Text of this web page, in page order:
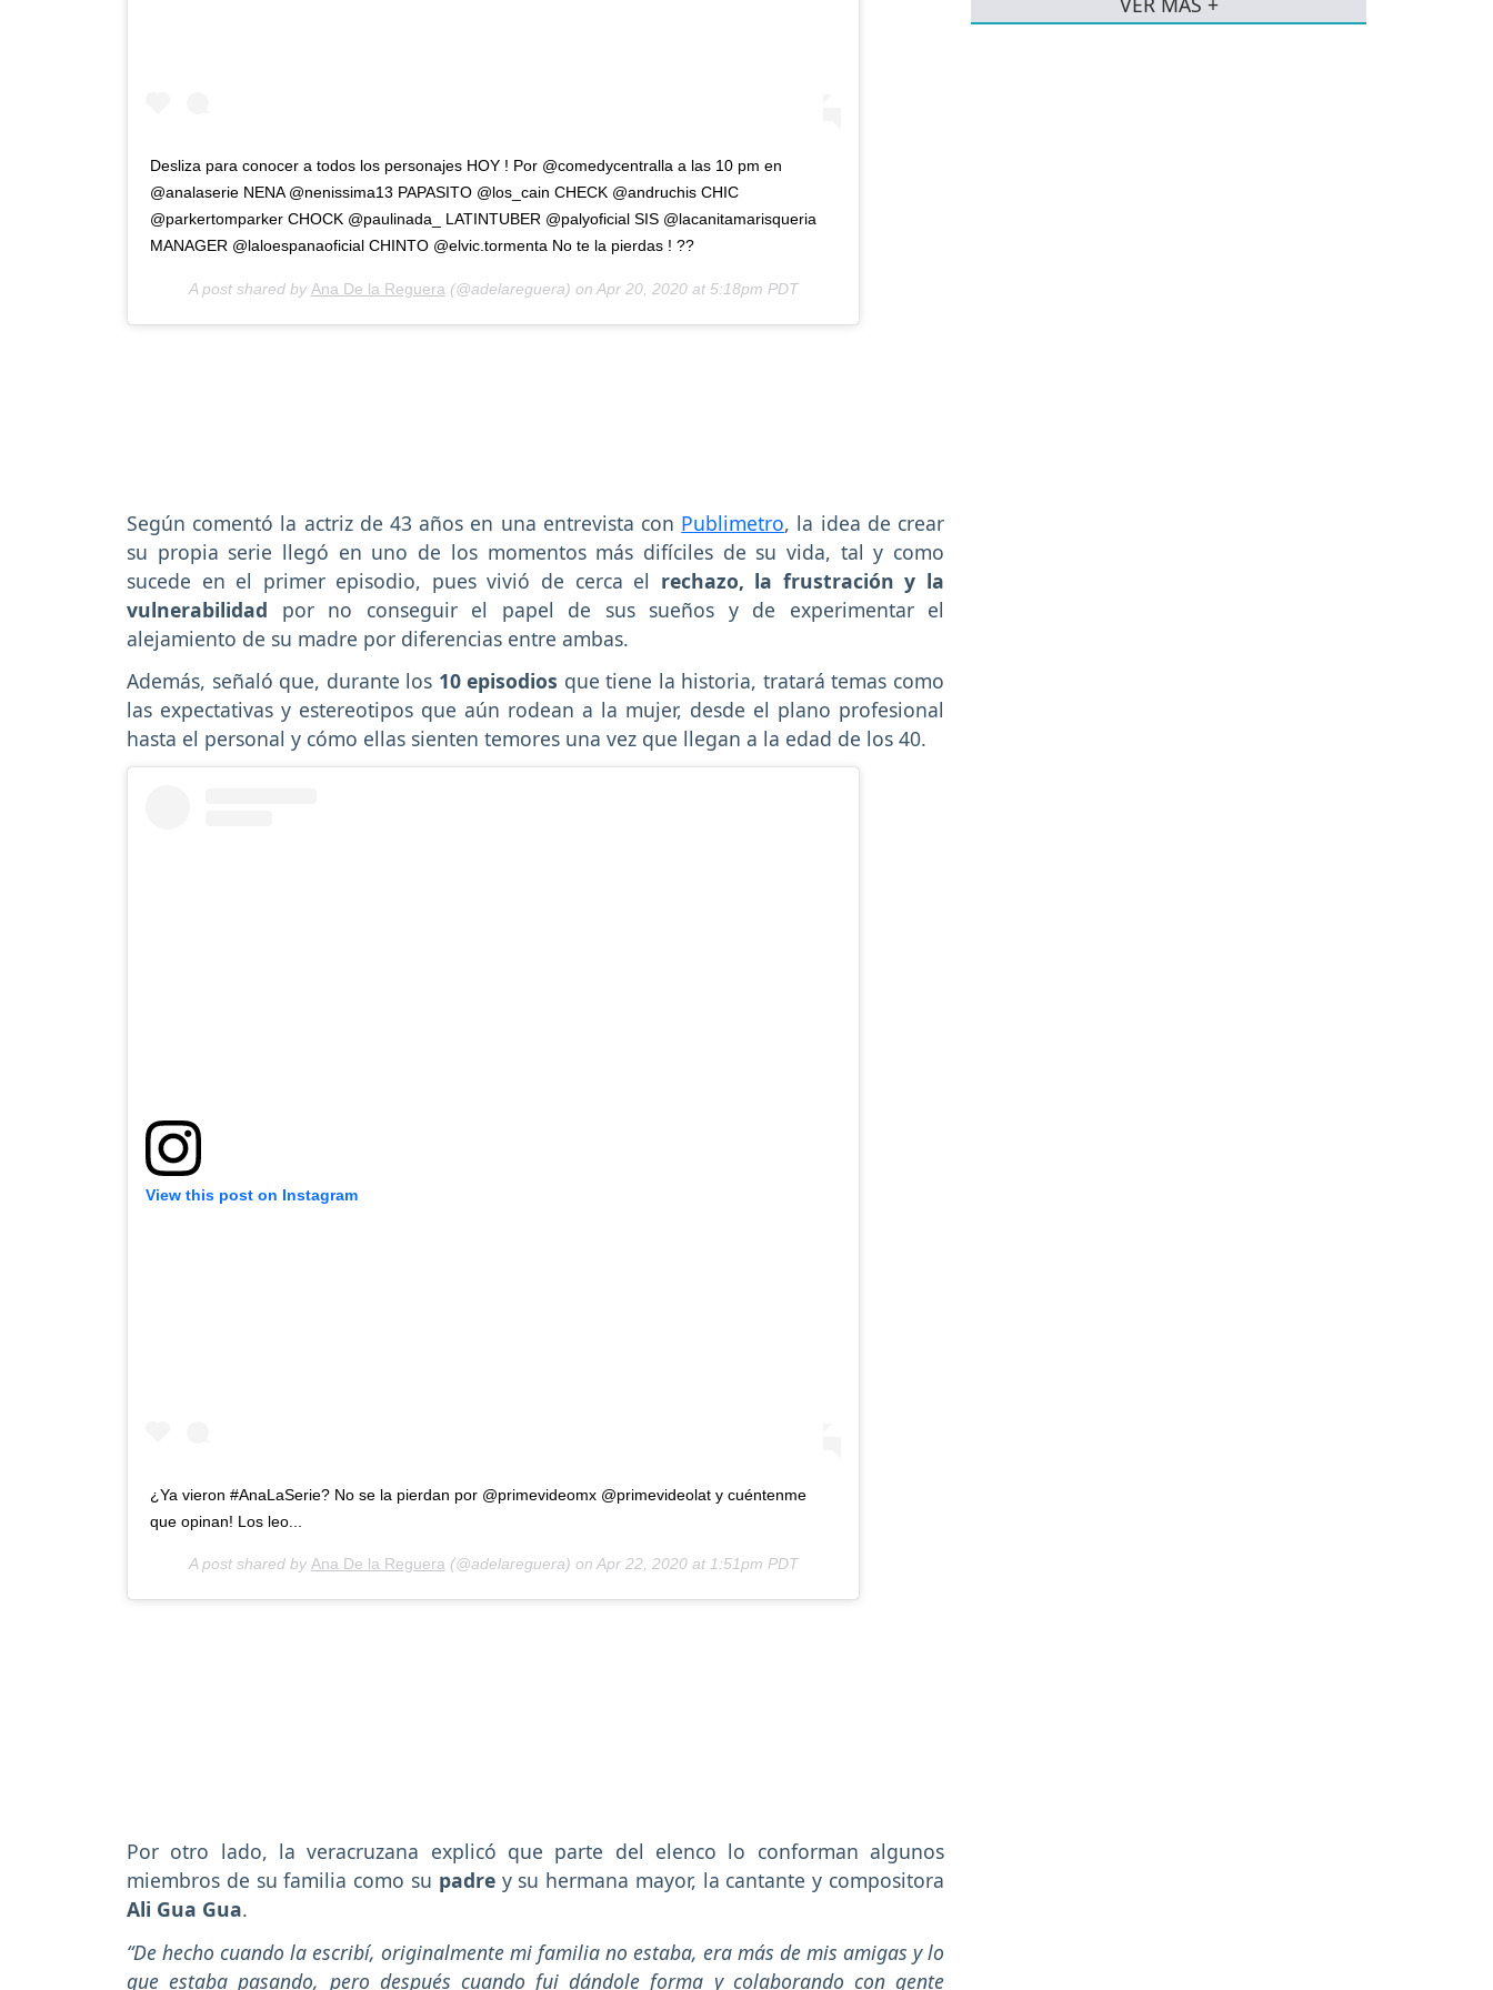
Desliza para conocer a todos los personajes HOY ! Por @comedycentralla a las 10 pm en
@analaserie NENA @nenissima13 PAPASITO @los_cain CHECK @andruchis CHIC
@parkertomparker CHOCK @paulinada_ LATINTUBER @palyoficial SIS @lacanitamarisqueria
MANAGER @laloespanaoficial CHINTO @elvic.tormenta No te la pierdas ! ??
A post shared by Ana De la Reguera (@adelareguera) on Apr 20, 2020 at 5:18pm PDT
Según comentó la actriz de 43 años en una entrevista con Publimetro, la idea de crear
su propia serie llegó en uno de los momentos más difíciles de su vida, tal y como
sucede en el primer episodio, pues vivió de cerca el rechazo, la frustración y la
vulnerabilidad por no conseguir el papel de sus sueños y de experimentar el
alejamiento de su madre por diferencias entre ambas.
Además, señaló que, durante los 10 episodios que tiene la historia, tratará temas como
las expectativas y estereotipos que aún rodean a la mujer, desde el plano profesional
hasta el personal y cómo ellas sienten temores una vez que llegan a la edad de los 40.
View this post on Instagram
¿Ya vieron #AnaLaSerie? No se la pierdan por @primevideomx @primevideolat y cuéntenme
que opinan! Los leo...
A post shared by Ana De la Reguera(@adelareguera) on Apr 22, 2020 at 1:51pm PDT
Por otro lado, la veracruzana explicó que parte del elenco lo conforman algunos
miembros de su familia como su padrey su hermana mayor, la cantante y compositora
Ali Gua Gua.
“De hecho cuando la escribí, originalmente mi familia no estaba, era más de mis amigas y lo
que estaba pasando, pero después cuando fui dándole forma y colaborando con gente